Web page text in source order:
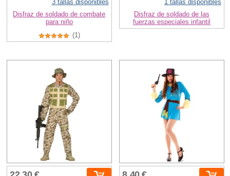
3 tallas disponibles
Disfraz de soldado de combate
para niño
(1)
1 tallas disponibles
Disfraz de soldado de las
fuerzas especiales infantil